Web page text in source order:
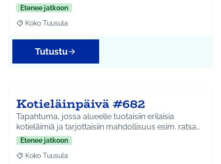
Etenee jatkoon
Rajaa tulokset aihepiirin mukaan: Koko Tuusula
Koko Tuusula
Tutustu
Kotieläinpäivä #682
Tapahtuma, jossa alueelle tuotaisiin erilaisia
kotieläimiä ja tarjottaisiin mahdollisuus esim. ratsa…
Etenee jatkoon
Rajaa tulokset aihepiirin mukaan: Koko Tuusula
Koko Tuusula